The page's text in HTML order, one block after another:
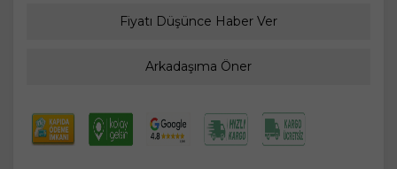
Fiyatı Düşünce Haber Ver
Arkadaşıma Öner